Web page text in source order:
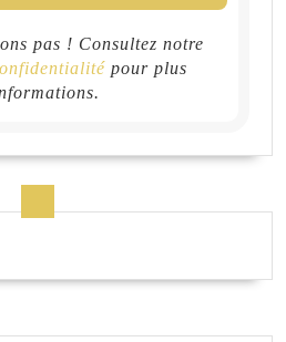
pas ! Consultez notre
pour plus